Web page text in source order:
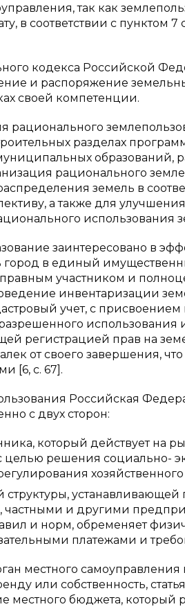
так как
в соответствии с
кодекса Российской
и распоряжение
своей компетенции.
рационального
разделах
образований,
рационального
земель в
а также для
использования
заинтересовано в
город в единый
участником и
инвентаризации
учет, с
использования
регистрацией прав на
от своего завершения,
[6, c. 67].
Российская
с двух сторон:
который действует на
целью решения социально-
хозяйственного
структуры,
частными и другими
и норм, обременяет
платежами и
местного
или собственность,
местного бюджета,